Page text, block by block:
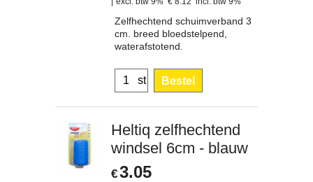
Zelfhechtend schuimverband 3
cm. breed bloedstelpend,
waterafstotend.
st Bestel
Heltiq zelfhechtend
windsel 6cm - blauw
€3.05